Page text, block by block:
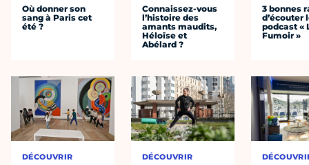
Où donner son
sang à Paris cet
été ?
DÉCOUVRIR
Connaissez-vous
l’histoire des
amants maudits,
Héloïse et
Abélard ?
DÉCOUVRIR
3 bonnes
d’écouter
podcast «
Fumoir »